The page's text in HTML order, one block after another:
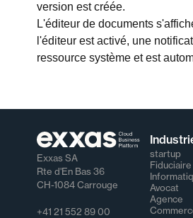
version est créée.
L'éditeur de documents
l'éditeur est activé, une
ressource système et est
Exxas SA
Rte d'En Bas 36
CH-1084 Carrouge
+41 21 552 89 00
startup
Fiduciaire
Avocat
Agence